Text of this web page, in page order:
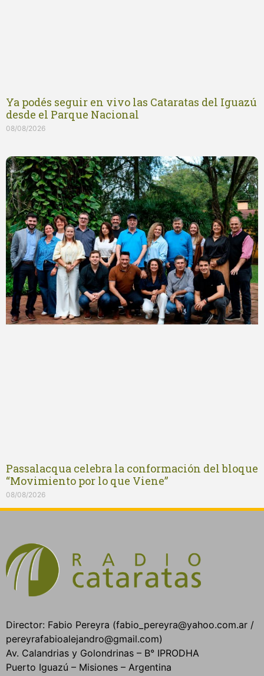
Ya podés seguir en vivo las Cataratas del Iguazú
desde el Parque Nacional
08/08/2026
Passalacqua celebra la conformación del bloque
“Movimiento por lo que Viene”
08/08/2026
Director: Fabio Pereyra (fabio_pereyra@yahoo.com.ar /
pereyrafabioalejandro@gmail.com)
Av. Calandrias y Golondrinas – B° IPRODHA
Puerto Iguazú – Misiones – Argentina